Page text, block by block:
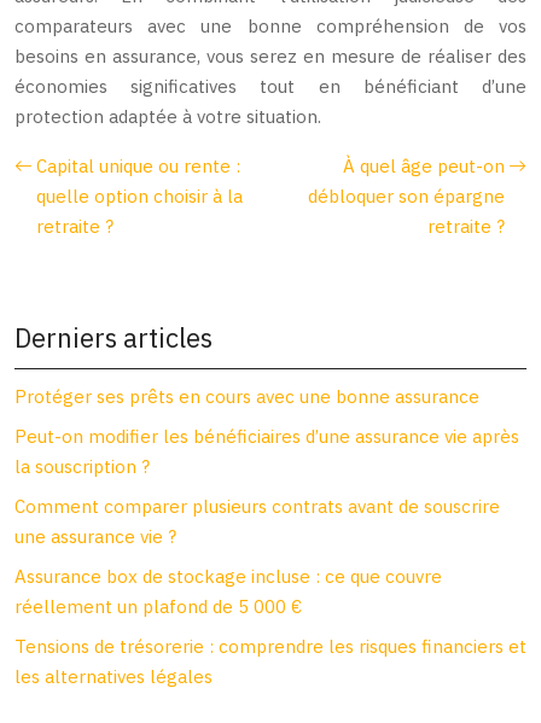
comparateurs avec une bonne compréhension de vos
besoins en assurance, vous serez en mesure de réaliser des
économies significatives tout en bénéficiant d’une
protection adaptée à votre situation.
Capital unique ou rente :
quelle option choisir à la
retraite ?
À quel âge peut-on
débloquer son épargne
retraite ?
Derniers articles
Protéger ses prêts en cours avec une bonne assurance
Peut-on modifier les bénéficiaires d’une assurance vie après
la souscription ?
Comment comparer plusieurs contrats avant de souscrire
une assurance vie ?
Assurance box de stockage incluse : ce que couvre
réellement un plafond de 5 000 €
Tensions de trésorerie : comprendre les risques financiers et
les alternatives légales